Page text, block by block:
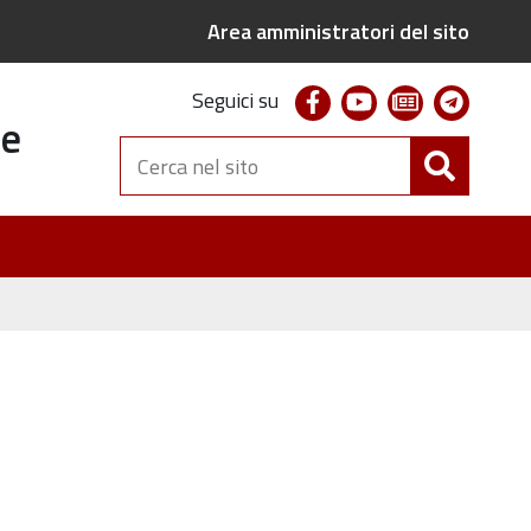
Area amministratori del sito
Seguici su facebookyoutubenewsletter
Cerca
nel
sito